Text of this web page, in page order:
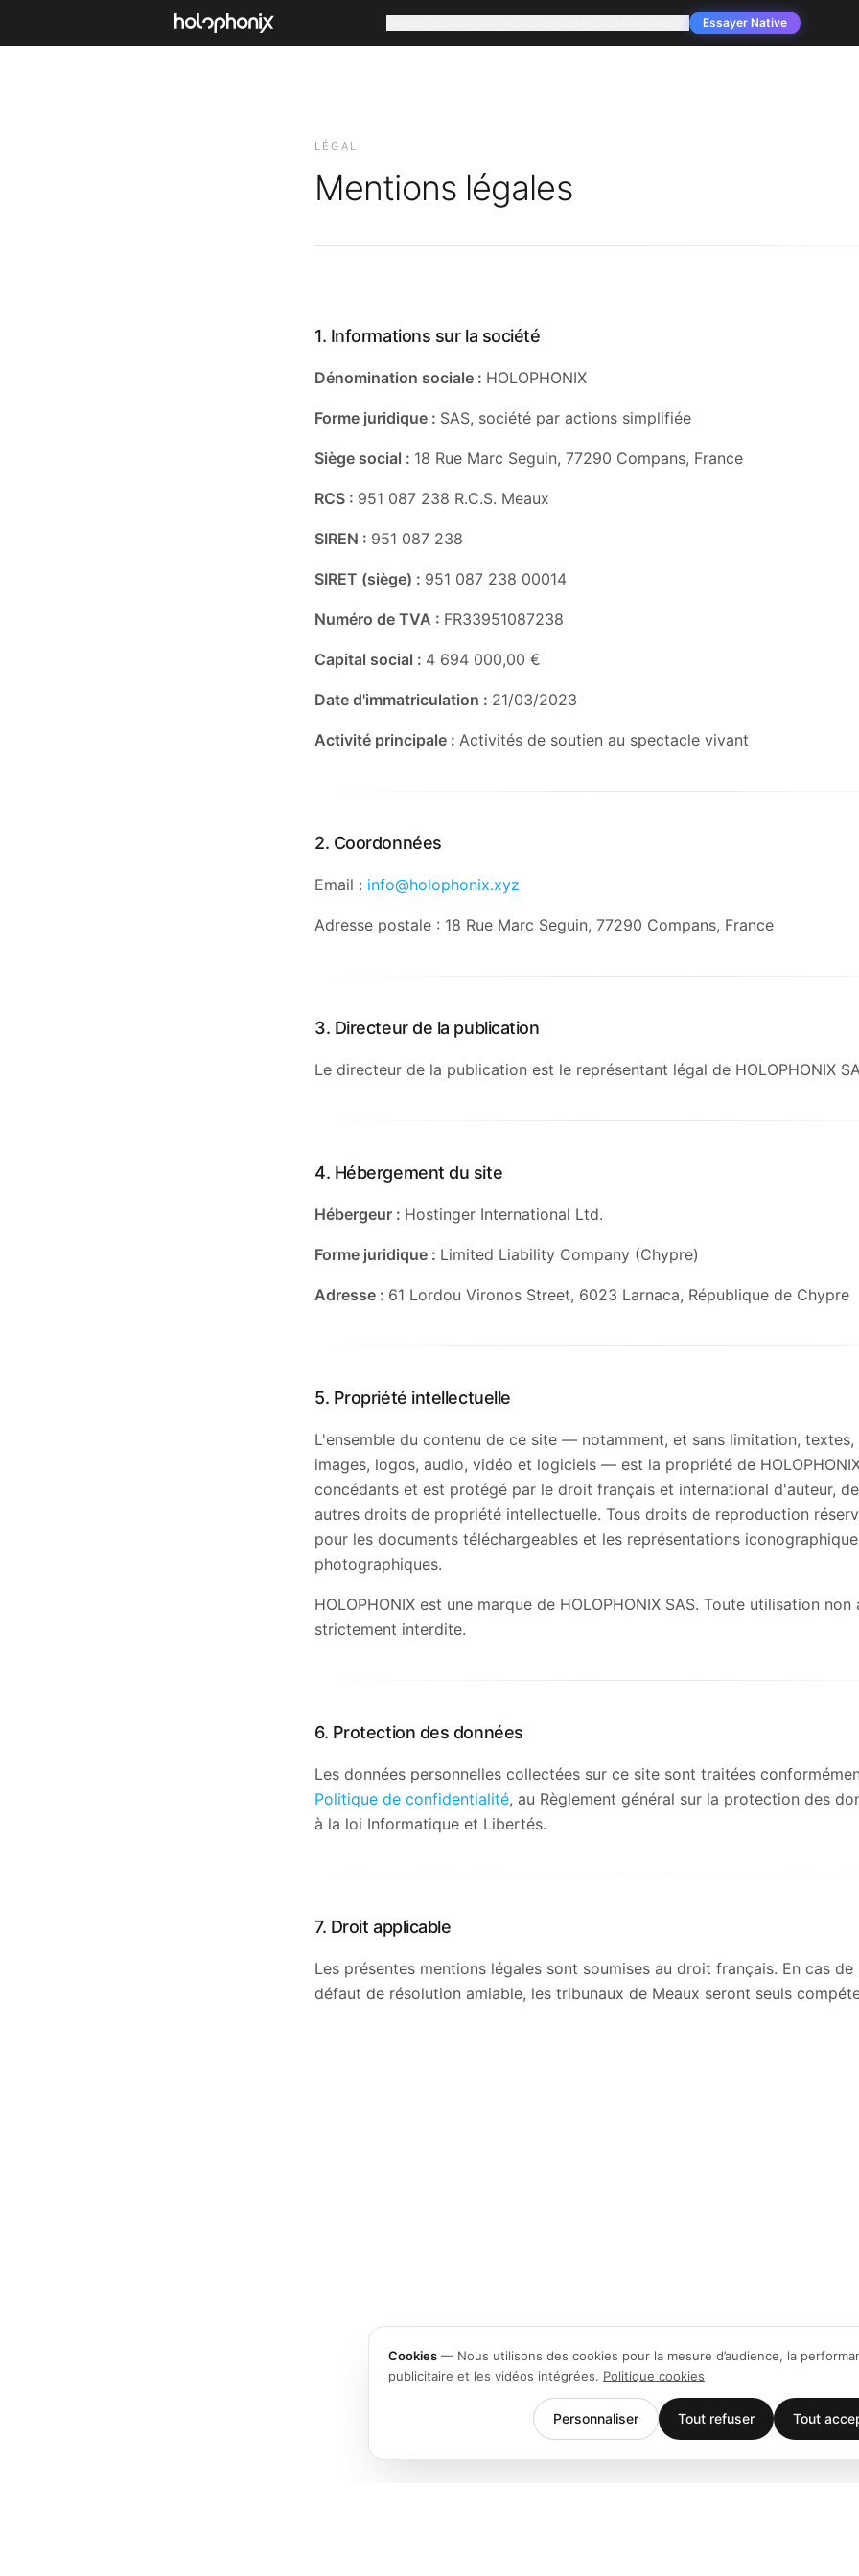
Essayer Native
LÉGAL
Mentions légales
1. Informations sur la société
Dénomination sociale : HOLOPHONIX
Forme juridique : SAS, société par actions simplifiée
Siège social : 18 Rue Marc Seguin, 77290 Compans, France
RCS : 951 087 238 R.C.S. Meaux
SIREN : 951 087 238
SIRET (siège) : 951 087 238 00014
Numéro de TVA : FR33951087238
Capital social : 4 694 000,00 €
Date d'immatriculation : 21/03/2023
Activité principale : Activités de soutien au spectacle vivant
2. Coordonnées
Email : info@holophonix.xyz
Adresse postale : 18 Rue Marc Seguin, 77290 Compans, France
3. Directeur de la publication
Le directeur de la publication est le représentant légal de HOLOPHONIX
4. Hébergement du site
Hébergeur : Hostinger International Ltd.
Forme juridique : Limited Liability Company (Chypre)
Adresse : 61 Lordou Vironos Street, 6023 Larnaca, République de Chypre
5. Propriété intellectuelle
L'ensemble du contenu de ce site — notamment, et sans limitation, textes,
images, logos, audio, vidéo et logiciels — est la propriété de
concédants et est protégé par le droit français et international d'auteur,
autres droits de propriété intellectuelle. Tous droits de reproduction
pour les documents téléchargeables et les représentations
photographiques.
HOLOPHONIX est une marque de HOLOPHONIX SAS. Toute utilisation
strictement interdite.
6. Protection des données
Les données personnelles collectées sur ce site sont traitées
Politique de confidentialité, au Règlement général sur la protection des
à la loi Informatique et Libertés.
7. Droit applicable
Les présentes mentions légales sont soumises au droit français. En cas
défaut de résolution amiable, les tribunaux de Meaux seront seuls
Cookies — Nous utilisons des cookies pour la mesure d’audience, la
publicitaire et les vidéos intégrées. Politique cookies
Personnaliser Tout refuser Tout